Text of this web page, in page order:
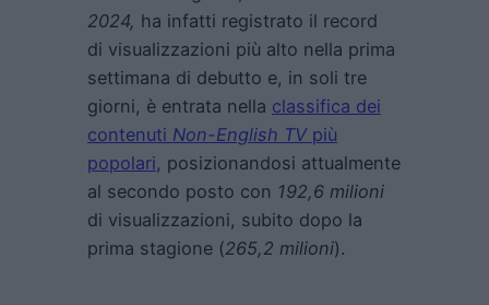
2024, ha infatti registrato il record
di visualizzazioni più alto nella prima
settimana di debutto e, in soli tre
giorni, è entrata nella classifica dei
contenuti Non-English TVpiù
popolari, posizionandosi attualmente
al secondo posto con 192,6 milioni
di visualizzazioni, subito dopo la
prima stagione (265,2 milioni).